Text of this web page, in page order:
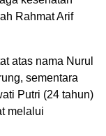
Rahmat Arif
atas nama Nurul
sementara
Putri (24 tahun)
melalui